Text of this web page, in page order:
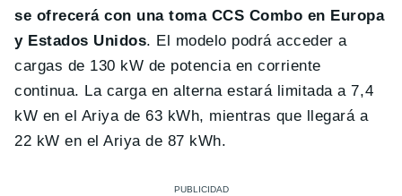
se ofrecerá con una toma CCS Combo en Europa
y Estados Unidos. El modelo podrá acceder a
cargas de 130 kW de potencia en corriente
continua. La carga en alterna estará limitada a 7,4
kW en el Ariya de 63 kWh, mientras que llegará a
22 kW en el Ariya de 87 kWh.